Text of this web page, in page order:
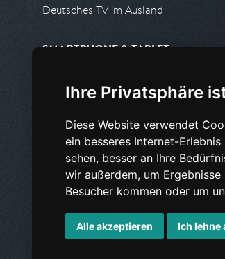
Ihre Privatsphäre
Diese Website verwendet
ein besseres Internet-
sehen, besser an Ihre
wir außerdem, um
Besucher kommen oder um
Alle akzeptieren Ich lehne
Deutsches TV im Ausland
SMARTPHONE & TABLET
Android App
PARTNER
Partnerliste
Partner werden